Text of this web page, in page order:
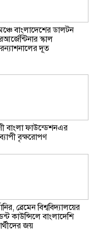
বাংলাদেশের ডালটন
স্কাল
দূত
বাংলা ফাউন্ডেশনএর
বৃক্ষরোপণ
ব্রেমেন বিশ্ববিদ্যালয়ের
কাউন্সিলে বাংলাদেশি
জয়